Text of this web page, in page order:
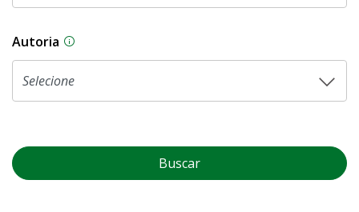
Autoria As proposições legislativas na CLDF podem
Buscar